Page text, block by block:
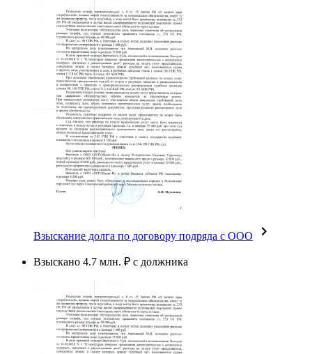
Взыскание долга по договору подряда с ООО
Взыскано 4.7 млн. ₽ с должника